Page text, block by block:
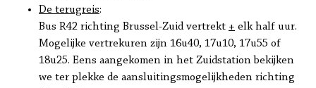
De terugreis:
Bus R42 richting Brussel-Zuid vertrekt + elk half uur.
Mogelijke vertrekuren zijn 16u40, 17u10, 17u55 of
18u25. Eens aangekomen in het Zuidstation bekijken
we ter plekke de aansluitingsmogelijkheden richting